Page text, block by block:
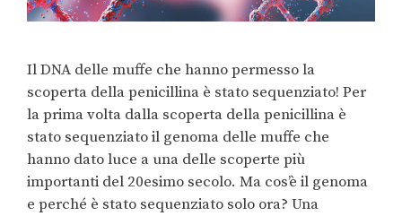
Il DNA delle muffe che hanno permesso la
scoperta della penicillina è stato sequenziato! Per
la prima volta dalla scoperta della penicillina è
stato sequenziato il genoma delle muffe che
hanno dato luce a una delle scoperte più
importanti del 20esimo secolo. Ma cos’è il genoma
e perché è stato sequenziato solo ora? Una